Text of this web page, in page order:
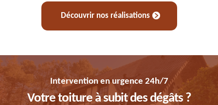
Découvrir nos réalisations
Intervention en urgence 24h/7
Votre toiture à subit des dégâts ?